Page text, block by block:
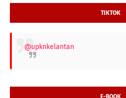
TIKTOK
@upknkelantan
E-BOOK